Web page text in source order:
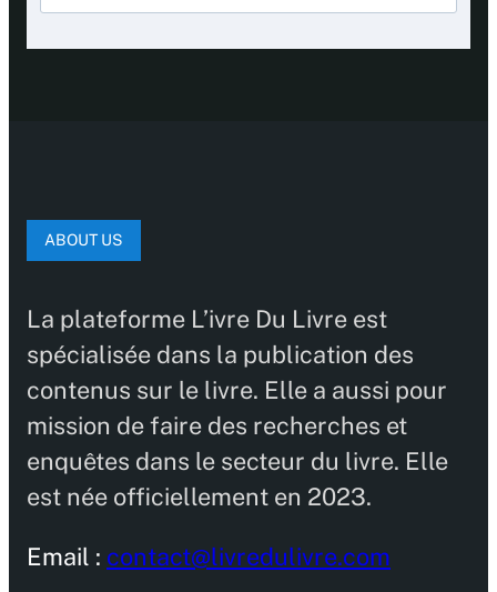
ABOUT US
La plateforme L’ivre Du Livre est
spécialisée dans la publication des
contenus sur le livre. Elle a aussi pour
mission de faire des recherches et
enquêtes dans le secteur du livre. Elle
est née officiellement en 2023.
Email : contact@livredulivre.com